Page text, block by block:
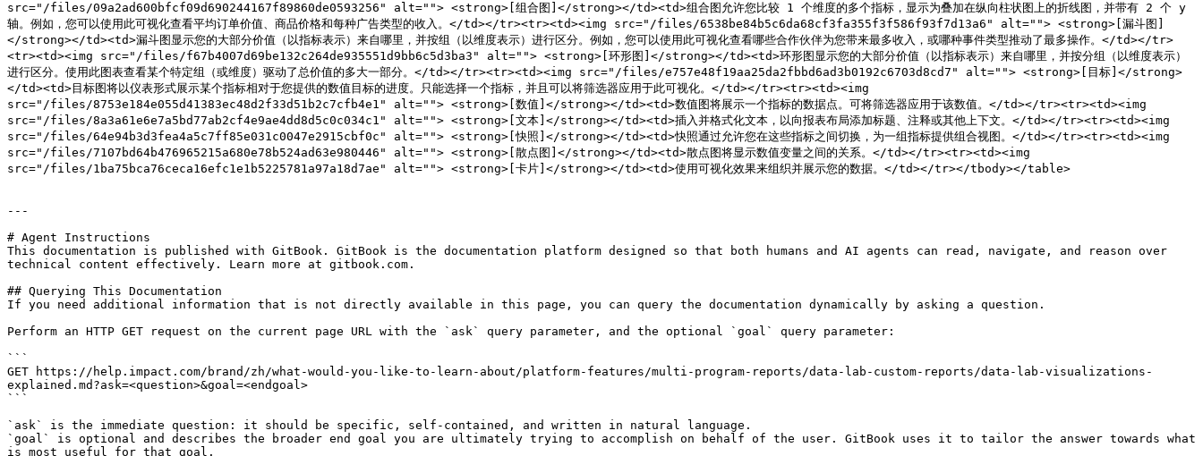
src="/files/09a2ad600bfcf09d690244167f89860de0593256" alt=""> <strong>[组合图]</strong></td><td>组合图允许您比较 1 个维度的多个指标，显示为叠加在纵向柱状图上的折线图，并带有 2 个 y
轴。例如，您可以使用此可视化查看平均订单价值、商品价格和每种广告类型的收入。</td></tr><tr><td><img src="/files/6538be84b5c6da68cf3fa355f3f586f93f7d13a6" alt=""> <strong>[漏斗图]
</strong></td><td>漏斗图显示您的大部分价值（以指标表示）来自哪里，并按组（以维度表示）进行区分。例如，您可以使用此可视化查看哪些合作伙伴为您带来最多收入，或哪种事件类型推动了最多操作。</td></tr>
<tr><td><img src="/files/f67b4007d69be132c264de935551d9bb6c5d3ba3" alt=""> <strong>[环形图]</strong></td><td>环形图显示您的大部分价值（以指标表示）来自哪里，并按分组（以维度表示）
进行区分。使用此图表查看某个特定组（或维度）驱动了总价值的多大一部分。</td></tr><tr><td><img src="/files/e757e48f19aa25da2fbbd6ad3b0192c6703d8cd7" alt=""> <strong>[目标]</strong>
</td><td>目标图将以仪表形式展示某个指标相对于您提供的数值目标的进度。只能选择一个指标，并且可以将筛选器应用于此可视化。</td></tr><tr><td><img
src="/files/8753e184e055d41383ec48d2f33d51b2c7cfb4e1" alt=""> <strong>[数值]</strong></td><td>数值图将展示一个指标的数据点。可将筛选器应用于该数值。</td></tr><tr><td><img
src="/files/8a3a61e6e7a5bd77ab2cf4e9ae4dd8d5c0c034c1" alt=""> <strong>[文本]</strong></td><td>插入并格式化文本，以向报表布局添加标题、注释或其他上下文。</td></tr><tr><td><img
src="/files/64e94b3d3fea4a5c7ff85e031c0047e2915cbf0c" alt=""> <strong>[快照]</strong></td><td>快照通过允许您在这些指标之间切换，为一组指标提供组合视图。</td></tr><tr><td><img
src="/files/7107bd64b476965215a680e78b524ad63e980446" alt=""> <strong>[散点图]</strong></td><td>散点图将显示数值变量之间的关系。</td></tr><tr><td><img
src="/files/1ba75bca76ceca16efc1e1b5225781a97a18d7ae" alt=""> <strong>[卡片]</strong></td><td>使用可视化效果来组织并展示您的数据。</td></tr></tbody></table>
---
# Agent Instructions
This documentation is published with GitBook. GitBook is the documentation platform designed so that both humans and AI agents can read, navigate, and reason over
technical content effectively. Learn more at gitbook.com.
## Querying This Documentation
If you need additional information that is not directly available in this page, you can query the documentation dynamically by asking a question.
Perform an HTTP GET request on the current page URL with the `ask` query parameter, and the optional `goal` query parameter:
```
GET https://help.impact.com/brand/zh/what-would-you-like-to-learn-about/platform-features/multi-program-reports/data-lab-custom-reports/data-lab-visualizations-
explained.md?ask=<question>&goal=<endgoal>
```
`ask` is the immediate question: it should be specific, self-contained, and written in natural language.
`goal` is optional and describes the broader end goal you are ultimately trying to accomplish on behalf of the user. GitBook uses it to tailor the answer towards what
is most useful for that goal.